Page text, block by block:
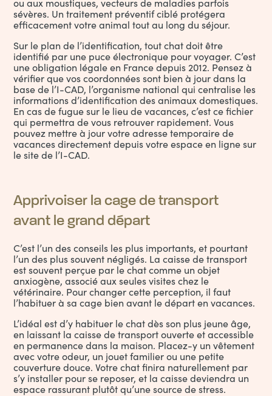
ou aux moustiques, vecteurs de maladies parfois
sévères. Un traitement préventif ciblé protégera
efficacement votre animal tout au long du séjour.
Sur le plan de l’identification, tout chat doit être
identifié par une puce électronique pour voyager. C’est
une obligation légale en France depuis 2012. Pensez à
vérifier que vos coordonnées sont bien à jour dans la
base de l’I-CAD, l’organisme national qui centralise les
informations d’identification des animaux domestiques.
En cas de fugue sur le lieu de vacances, c’est ce fichier
qui permettra de vous retrouver rapidement. Vous
pouvez mettre à jour votre adresse temporaire de
vacances directement depuis votre espace en ligne sur
le site de l’I-CAD.
Apprivoiser la cage de transport
avant le grand départ
C’est l’un des conseils les plus importants, et pourtant
l’un des plus souvent négligés. La caisse de transport
est souvent perçue par le chat comme un objet
anxiogène, associé aux seules visites chez le
vétérinaire. Pour changer cette perception, il faut
l’habituer à sa cage bien avant le départ en vacances.
L’idéal est d’y habituer le chat dès son plus jeune âge,
en laissant la caisse de transport ouverte et accessible
en permanence dans la maison. Placez-y un vêtement
avec votre odeur, un jouet familier ou une petite
couverture douce. Votre chat finira naturellement par
s’y installer pour se reposer, et la caisse deviendra un
espace rassurant plutôt qu’une source de stress.